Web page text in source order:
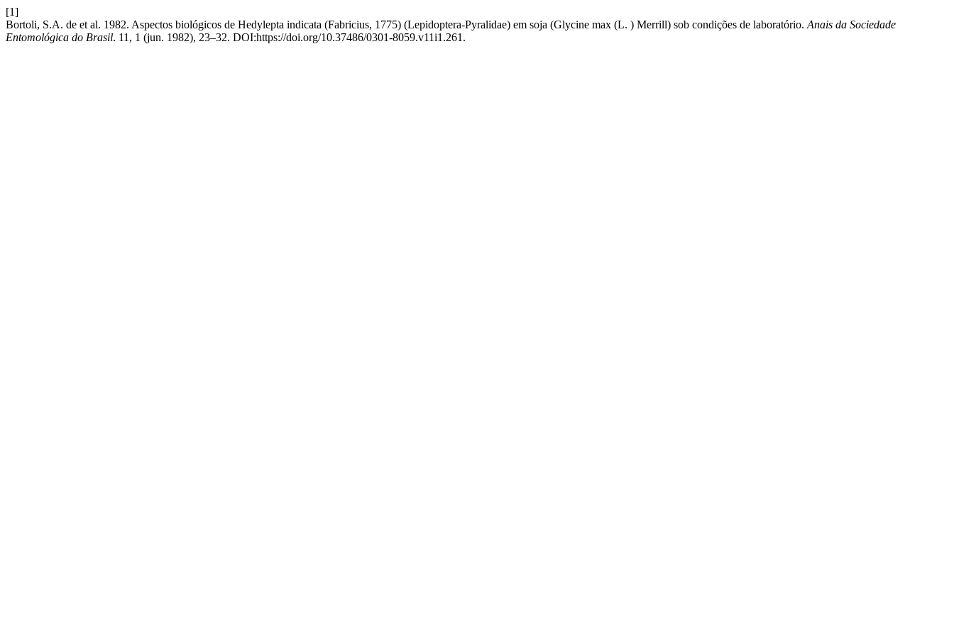
[1]
Bortoli, S.A. de et al. 1982. Aspectos biológicos de Hedylepta indicata (Fabricius, 1775) (Lepidoptera-Pyralidae) em soja (Glycine max (L. ) Merrill) sob condições de laboratório. Anais da Sociedade
Entomológica do Brasil. 11, 1 (jun. 1982), 23–32. DOI:https://doi.org/10.37486/0301-8059.v11i1.261.